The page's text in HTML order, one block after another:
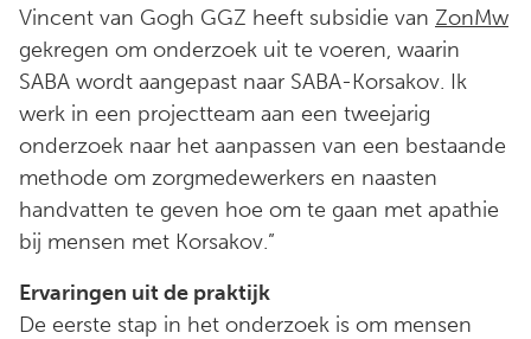
Vincent van Gogh GGZ heeft subsidie van ZonMw
gekregen om onderzoek uit te voeren, waarin
SABA wordt aangepast naar SABA-Korsakov. Ik
werk in een projectteam aan een tweejarig
onderzoek naar het aanpassen van een bestaande
methode om zorgmedewerkers en naasten
handvatten te geven hoe om te gaan met apathie
bij mensen met Korsakov.”
Ervaringen uit de praktijk
De eerste stap in het onderzoek is om mensen